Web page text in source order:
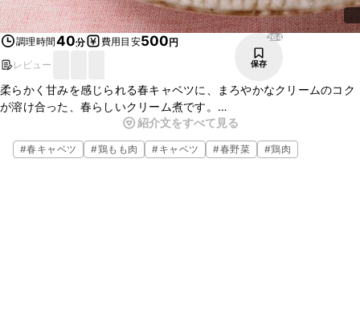
調理時間40分 費用目安500円
レビュー
264
保存
柔らかく甘みを感じられる春キャベツに、まろやかなクリームのコク
が溶け合った、春らしいクリーム煮です。
鶏もも肉に片栗粉をまぶすことでしっとり柔らかく、スープにもとろ
みがつき、優しい口当たりになります。仕上げの桜エビの風味と食感
がポイントです。
紹介文をすべて見る
#春キャベツ #鶏もも肉 #キャベツ #春野菜 #鶏肉